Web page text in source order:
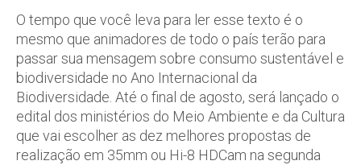
O tempo que você leva para ler esse texto é o
mesmo que animadores de todo o país terão para
passar sua mensagem sobre consumo sustentável e
biodiversidade no Ano Internacional da
Biodiversidade. Até o final de agosto, será lançado o
edital dos ministérios do Meio Ambiente e da Cultura
que vai escolher as dez melhores propostas de
realização em 35mm ou Hi-8 HDCam na segunda